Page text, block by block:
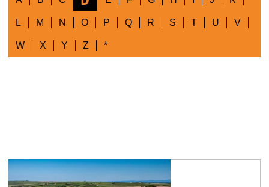
L M N O P Q R S T U V
W X Y Z *